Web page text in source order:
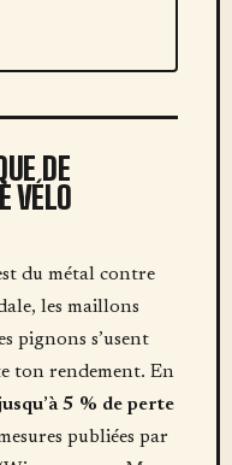
DE
VÉLO
du métal contre
les maillons
pignons s’usent
ton rendement. En
5 % de perte
publiées par